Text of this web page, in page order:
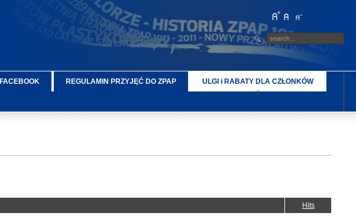
FACEBOOK REGULAMIN PRZYJĘĆ DO ZPAP ULGI i RABATY DLA CZŁONKÓW
Hits